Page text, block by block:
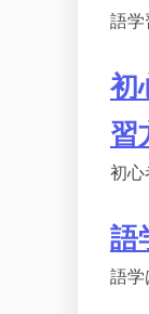
語学
初
習
初心
語
語学